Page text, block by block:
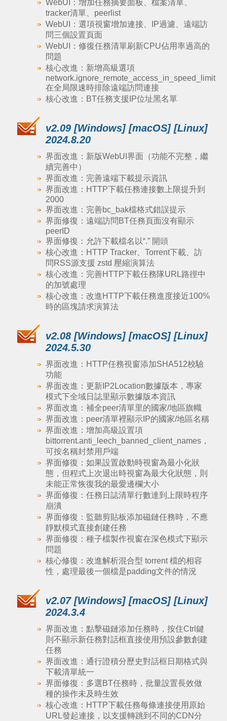
WebUI：增加任務摘要面板、檔案清單、
tracker清單、peerlist
WebUI：選項視窗增加連接、IP過濾、遠端訪
問三個設置頁面
WebUI：修復任務清單刷新CPU佔用率過高的
問題
核心改進：新增高級選項
network.ignore_remote_access_in_speed_limit
在全局限速時排除遠端訪問連接
核心改進：BT任務支援IP位址黑名單
v2.09 [Windows] [macOS] [Linux]
2024.8.20
界面改進：新版WebUI界面（功能不完整，繼
續完善中）
界面改進：完善遠端下載提示資訊
界面改進：HTTP下載任務連接數上限提升到
2000
界面改進：完善bc_bak檔格式錯誤提示
界面修復：遠端訪問BT任務頁面沒有顯示
peerID
界面修復：允許下載檔名以“.” 開頭
核心改進：HTTP Tracker、Torrent下載、訪
問RSS源支援 zstd 壓縮演算法
核心改進：完善HTTP下載任務隊URL路徑中
的加號處理
核心改進：改進HTTP下載任務進度接近100%
時的區塊請求演算法
v2.08 [Windows] [macOS] [Linux]
2024.5.30
界面改進：HTTP任務視窗添加SHA512校驗
功能
界面改進：更新IP2Location數據版本，專家
模式下全域日誌里顯示數據版本資訊
界面改進：補全peer清單里的國家/地區旗幟
界面改進：peer清單裡顯示IP的國家/地區名稱
界面改進：增加高級設置項
bittorrent.anti_leech_banned_client_names，
可按名稱封禁用戶端
界面修復：如果設置啟動時視窗為最小化狀
態，但程式上次退出時視窗為最大化狀態，則
未能正常恢復我的最愛邊欄大小
界面修復：任務日誌清單行數達到上限時程序
崩潰
界面修復：監聽剪貼板添加磁鏈任務時，不應
靜默模式直接創建任務
界面修復：種子檔製作視窗在深色模式下顯示
問題
核心修復：改進解析混合型 torrent 檔的相容
性，處理最後一個檔是padding文件的情況
v2.07 [Windows] [macOS] [Linux]
2024.3.4
界面改進：點擊磁鏈添加任務時，按住Ctrl鍵
則不顯示新任務對話框直接使用預設參數創建
任務
界面改進：通行證積分歷史對話框日期格式與
下載清單統一
界面修復：多選BT任務時，批量設置長效做
種的操作未及時生效
核心改進：HTTP下載任務每條連接使用原始
URL發起連接，以支援轉跳到不同的CDN分